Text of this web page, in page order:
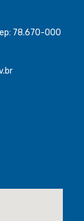
78.670-000